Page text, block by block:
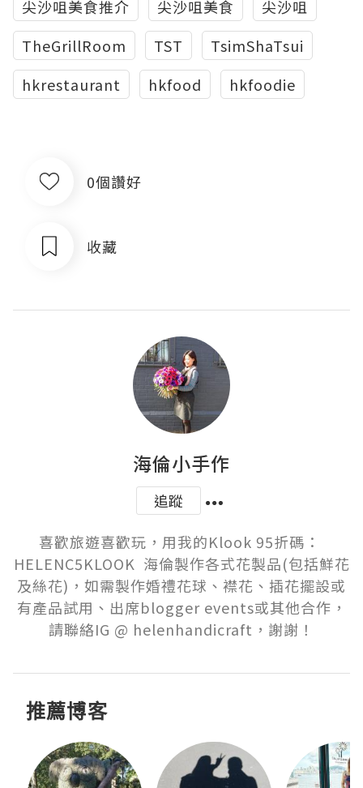
尖沙咀美食推介 尖沙咀美食
尖沙咀
TheGrillRoom
TST
TsimShaTsui
hkrestaurant
hkfood hkfoodie
0個讚好
收藏
海倫小手作
追蹤
喜歡旅遊喜歡玩，用我的Klook 95折碼：
HELENC5KLOOK  海倫製作各式花製品(包括鮮花
及絲花)，如需製作婚禮花球、襟花、插花擺設或
有產品試用、出席blogger events或其他合作，
請聯絡IG @ helenhandicraft，謝謝！
推薦博客